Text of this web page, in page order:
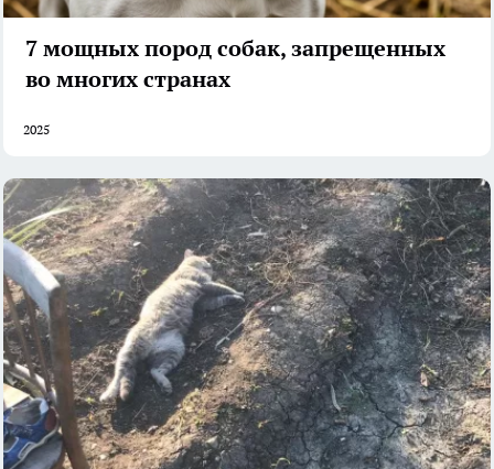
7 мощных пород собак, запрещенных
во многих странах
2025